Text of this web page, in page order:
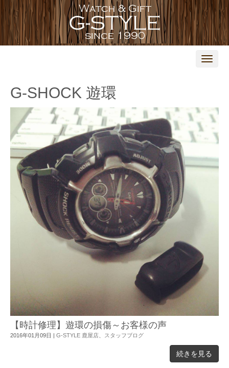
N
G-SHOCK 遊環
【時計修理】遊環の損傷～お客様の声
2016年01月09日 | G-STYLE 鹿屋店 スタッフブログ
続きを見る